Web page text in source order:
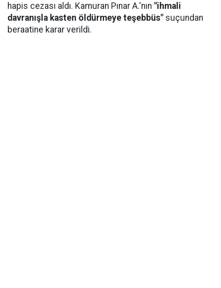
hapis cezası aldı. Kamuran Pınar A.'nın "ihmali
davranışla kasten öldürmeye teşebbüs" suçundan
beraatine karar verildi.